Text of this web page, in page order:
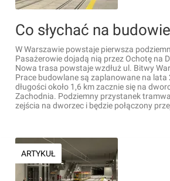
W Warszawie powstaje pierwsza
Pasażerowie dojadą nią przez Ochotę na
Nowa trasa powstaje wzdłuż ul. Bitwy
Prace budowlane są zaplanowane na lata
długości około 1,6 km zacznie się na
Zachodnia. Podziemny przystanek
zejścia na dworzec i będzie połączony
ARTYKUŁ